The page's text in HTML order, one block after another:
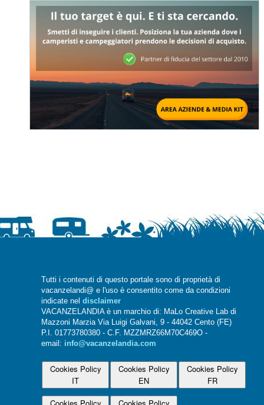
Tutti i contenuti di questo portale sono di proprietà di
vacanzelandi@ e l'uso è consentito come da condizioni
indicate nel disclaimer
VACANZELANDIA è un marchio di: MaLo Creative Lab di
Mazzoni Marzia Via Luigi Galvani, 9 - 44042 Cento (FE)
P.I. 01773780380 - C.F. MZZMRZ66M70C469O -
email: info@vacanzelandia.com
Cookies Policy
IT
Cookies Policy
EN
Cookies Policy
FR